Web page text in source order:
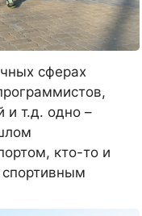
сферах
и т.д. одно –
кто-то и